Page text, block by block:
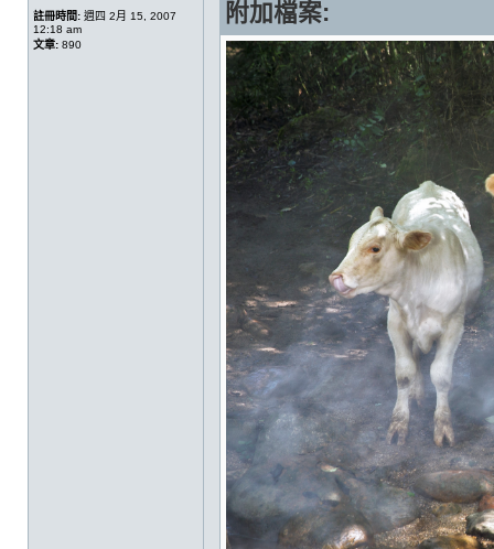
註冊時間: 週四 2月 15, 2007
12:18 am
文章: 890
附加檔案: